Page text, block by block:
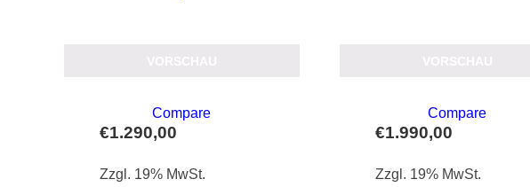
€1.290,00
Zzgl. 19% MwSt.
Compare
€1.990,00
Zzgl. 19% MwSt.
Compare